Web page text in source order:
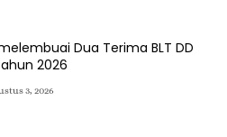
Dua Terima BLT DD
2026
3, 2026